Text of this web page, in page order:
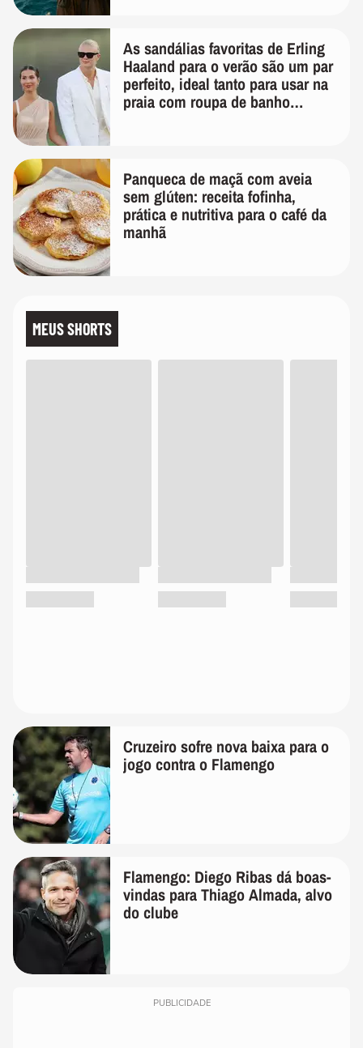
As sandálias favoritas de Erling
Haaland para o verão são um par
perfeito, ideal tanto para usar na
praia com roupa de banho
Panqueca de maçã com aveia
sem glúten: receita fofinha,
prática e nutritiva para o café da
manhã
MEUS SHORTS
Cruzeiro sofre nova baixa para o
jogo contra o Flamengo
Flamengo: Diego Ribas dá boas-
vindas para Thiago Almada, alvo
do clube
PUBLICIDADE